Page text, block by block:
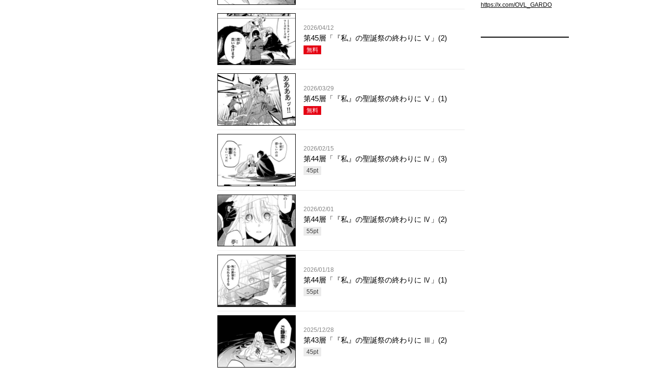
2026/04/12
第45層「『私』の聖誕祭の終わりに Ⅴ」(2)
無料
2026/03/29
第45層「『私』の聖誕祭の終わりに Ⅴ」(1)
無料
2026/02/15
第44層「『私』の聖誕祭の終わりに Ⅳ」(3)
45pt
2026/02/01
第44層「『私』の聖誕祭の終わりに Ⅳ」(2)
55pt
2026/01/18
第44層「『私』の聖誕祭の終わりに Ⅳ」(1)
55pt
2025/12/28
第43層「『私』の聖誕祭の終わりに Ⅲ」(2)
45pt
https://x.com/OVL_GARDO